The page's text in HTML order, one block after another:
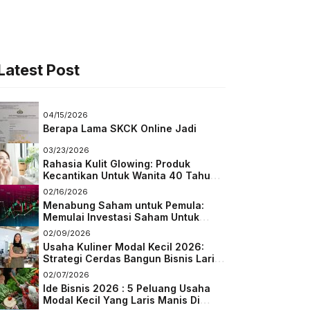
Post
04/15/2026
Berapa Lama SKCK Online Jadi
03/23/2026
Rahasia Kulit Glowing: Produk
Kecantikan Untuk Wanita 40 Tahun
Keatas
02/16/2026
Menabung Saham untuk Pemula:
Memulai Investasi Saham Untuk
Pemula
02/09/2026
Usaha Kuliner Modal Kecil 2026:
Strategi Cerdas Bangun Bisnis Laris
di Tengah Persaingan
02/07/2026
Ide Bisnis 2026 : 5 Peluang Usaha
Modal Kecil Yang Laris Manis Di